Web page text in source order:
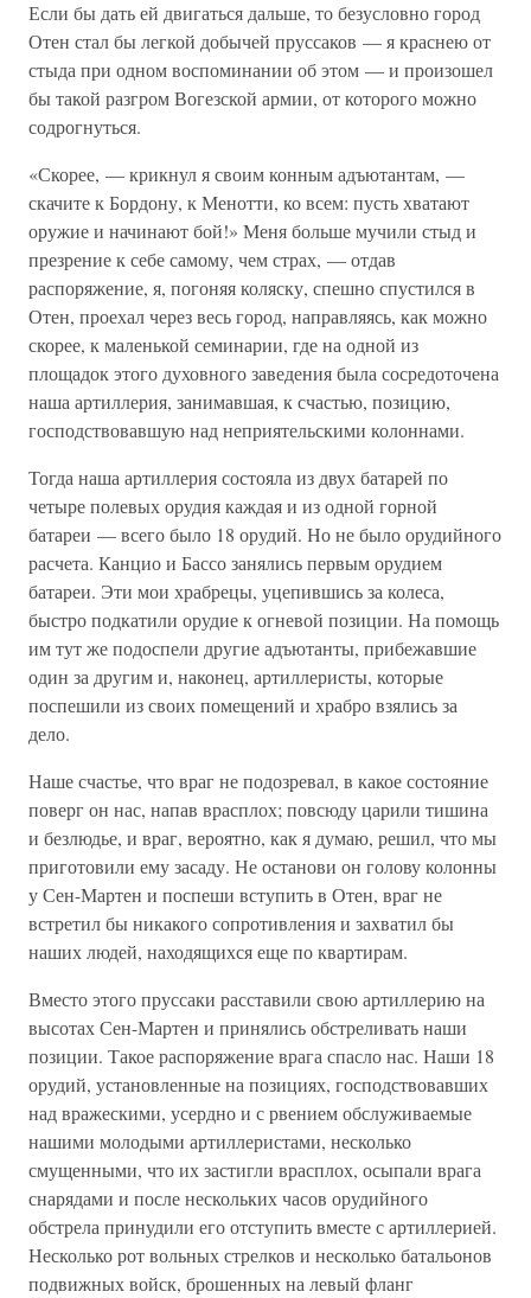
Если бы дать ей двигаться дальше, то безусловно город
Отен стал бы легкой добычей пруссаков — я краснею от
стыда при одном воспоминании об этом — и произошел
бы такой разгром Вогезской армии, от которого можно
содрогнуться.
«Скорее, — крикнул я своим конным адъютантам, —
скачите к Бордону, к Менотти, ко всем: пусть хватают
оружие и начинают бой!» Меня больше мучили стыд и
презрение к себе самому, чем страх, — отдав
распоряжение, я, погоняя коляску, спешно спустился в
Отен, проехал через весь город, направляясь, как можно
скорее, к маленькой семинарии, где на одной из
площадок этого духовного заведения была сосредоточена
наша артиллерия, занимавшая, к счастью, позицию,
господствовавшую над неприятельскими колоннами.
Тогда наша артиллерия состояла из двух батарей по
четыре полевых орудия каждая и из одной горной
батареи — всего было 18 орудий. Но не было орудийного
расчета. Канцио и Бассо занялись первым орудием
батареи. Эти мои храбрецы, уцепившись за колеса,
быстро подкатили орудие к огневой позиции. На помощь
им тут же подоспели другие адъютанты, прибежавшие
один за другим и, наконец, артиллеристы, которые
поспешили из своих помещений и храбро взялись за
дело.
Наше счастье, что враг не подозревал, в какое состояние
поверг он нас, напав врасплох; повсюду царили тишина
и безлюдье, и враг, вероятно, как я думаю, решил, что мы
приготовили ему засаду. Не останови он голову колонны
у Сен-Мартен и поспеши вступить в Отен, враг не
встретил бы никакого сопротивления и захватил бы
наших людей, находящихся еще по квартирам.
Вместо этого пруссаки расставили свою артиллерию на
высотах Сен-Мартен и принялись обстреливать наши
позиции. Такое распоряжение врага спасло нас. Наши 18
орудий, установленные на позициях, господствовавших
над вражескими, усердно и с рвением обслуживаемые
нашими молодыми артиллеристами, несколько
смущенными, что их застигли врасплох, осыпали врага
снарядами и после нескольких часов орудийного
обстрела принудили его отступить вместе с артиллерией.
Несколько рот вольных стрелков и несколько батальонов
подвижных войск, брошенных на левый фланг